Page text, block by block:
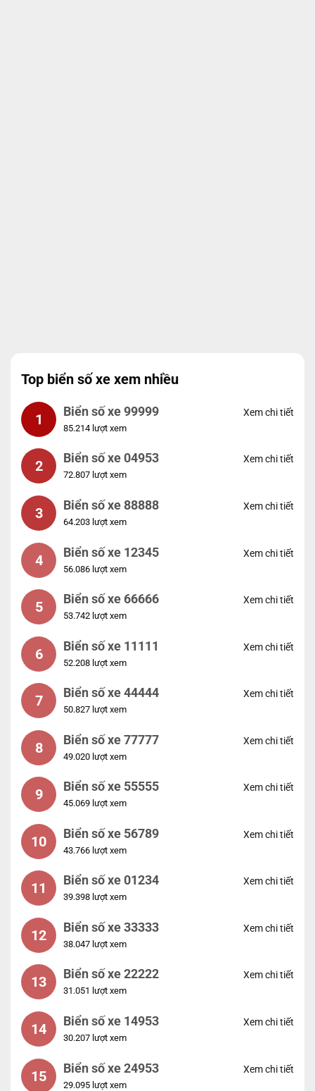
Top biển số xe xem nhiều
1 Biển số xe 99999
85.214 lượt xem
Xem chi tiết
2 Biển số xe 04953
72.807 lượt xem
Xem chi tiết
3 Biển số xe 88888
64.203 lượt xem
Xem chi tiết
4 Biển số xe 12345
56.086 lượt xem
Xem chi tiết
5 Biển số xe 66666
53.742 lượt xem
Xem chi tiết
6 Biển số xe 11111
52.208 lượt xem
Xem chi tiết
7 Biển số xe 44444
50.827 lượt xem
Xem chi tiết
8 Biển số xe 77777
49.020 lượt xem
Xem chi tiết
9 Biển số xe 55555
45.069 lượt xem
Xem chi tiết
10 Biển số xe 56789
43.766 lượt xem
Xem chi tiết
11 Biển số xe 01234
39.398 lượt xem
Xem chi tiết
12 Biển số xe 33333
38.047 lượt xem
Xem chi tiết
13 Biển số xe 22222
31.051 lượt xem
Xem chi tiết
14 Biển số xe 14953
30.207 lượt xem
Xem chi tiết
15 Biển số xe 24953
29.095 lượt xem
Xem chi tiết